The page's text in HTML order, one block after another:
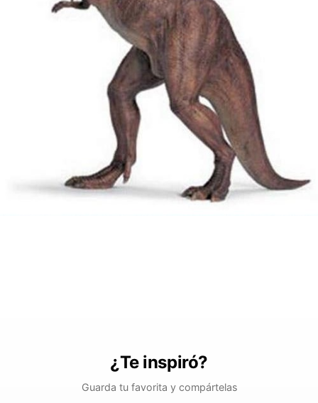
¿Te inspiró?
Guarda tu favorita y compártelas